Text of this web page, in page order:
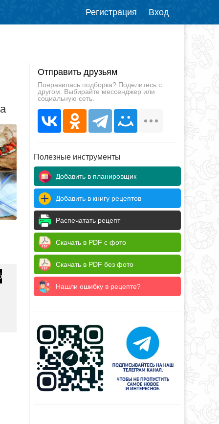
Регистрация Вход
Отправить друзьям
Понравилась подборка? Поделитесь с
другом. Выбирайте мессенджер или
социальную сеть.
Полезные инструменты
Добавить в планировщик
Добавить в книгу рецептов
Распечатать рецепт
Скачать в PDF с фото
Скачать в PDF без фото
Нашли ошибку в рецепте?